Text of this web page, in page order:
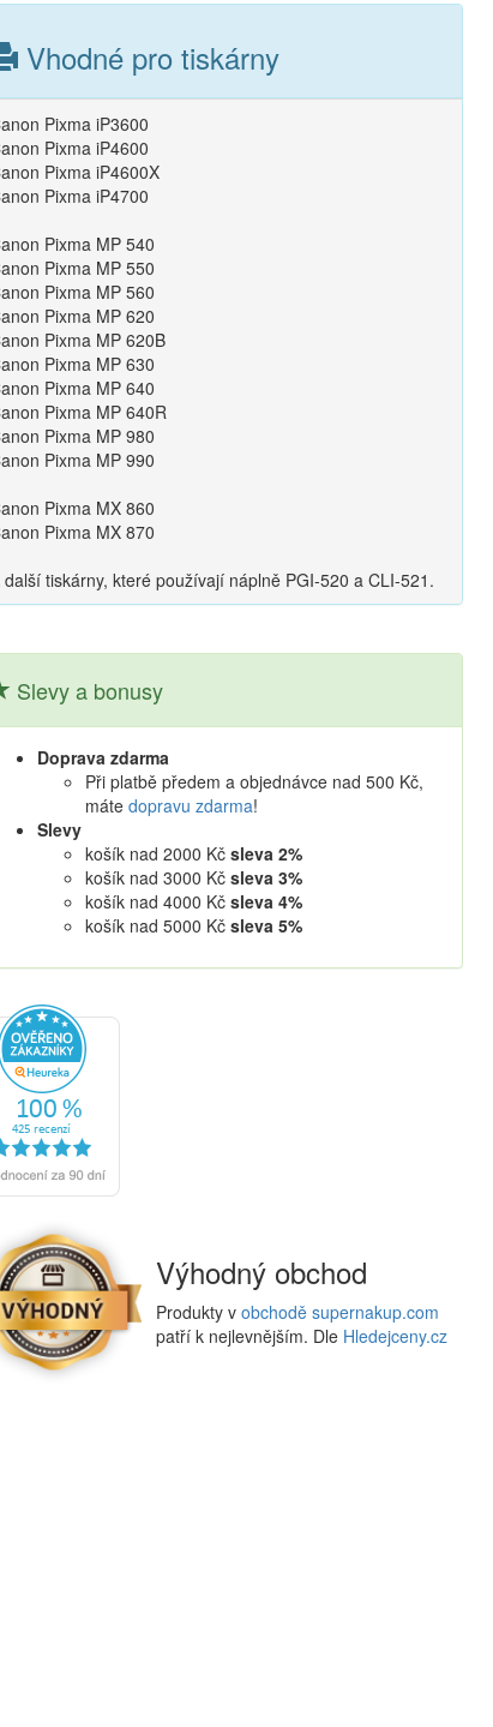
Vhodné pro tiskárny
Pixma iP3600
Pixma iP4600
Pixma iP4600X
Pixma iP4700
Pixma MP 540
Pixma MP 550
Pixma MP 560
Pixma MP 620
Pixma MP 620B
Pixma MP 630
Pixma MP 640
Pixma MP 640R
Pixma MP 980
Pixma MP 990
Pixma MX 860
Pixma MX 870
další tiskárny, které používají náplně PGI-520 a CLI-521.
Slevy a bonusy
Doprava zdarma
Při platbě předem a objednávce nad 500 Kč,
máte dopravu zdarma!
Slevy
košík nad 2000 Kč sleva 2%
košík nad 3000 Kč sleva 3%
košík nad 4000 Kč sleva 4%
košík nad 5000 Kč sleva 5%
Výhodný obchod
Produkty v obchodě supernakup.com
patří k nejlevnějším. Dle Hledejceny.cz